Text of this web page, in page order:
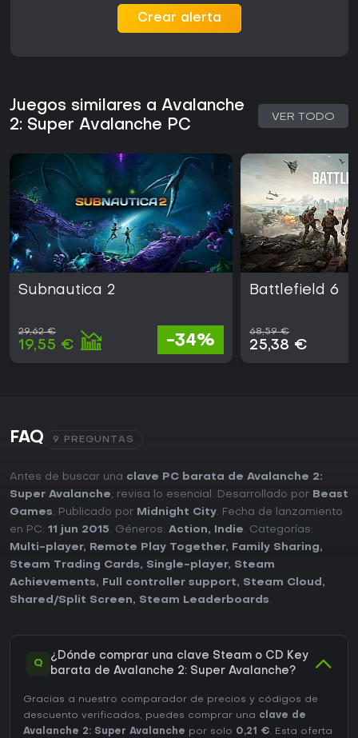
Crear alerta
Juegos similares a Avalanche
2: Super Avalanche PC
VER TODO
Subnautica 2
29,62 €
19,55 € -34%
Battlefield 6
68,59 €
25,38 €
FAQ 9 PREGUNTAS
Antes de buscar una clave PC barata de Avalanche 2:
Super Avalanche, revisa lo esencial. Desarrollado por Beast
Games. Publicado por Midnight City. Fecha de lanzamiento
en PC: 11 jun 2015. Géneros: Action, Indie. Categorías:
Multi-player, Remote Play Together, Family Sharing,
Steam Trading Cards, Single-player, Steam
Achievements, Full controller support, Steam Cloud ,
Shared/Split Screen, Steam Leaderboards.
Q
¿Dónde comprar una clave Steam o CD Key
barata de Avalanche 2: Super Avalanche?
Gracias a nuestro comparador de precios y códigos de
descuento verificados, puedes comprar una clave de
Avalanche 2: Super Avalanche por solo 0,21 €. Esta oferta